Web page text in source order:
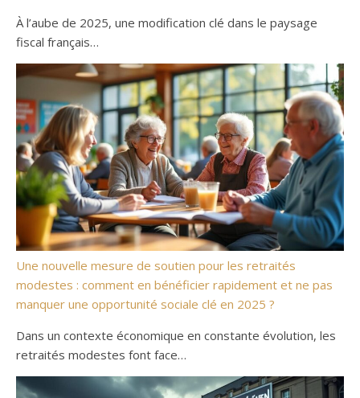
À l’aube de 2025, une modification clé dans le paysage
fiscal français…
Une nouvelle mesure de soutien pour les retraités
modestes : comment en bénéficier rapidement et ne pas
manquer une opportunité sociale clé en 2025 ?
Dans un contexte économique en constante évolution, les
retraités modestes font face…